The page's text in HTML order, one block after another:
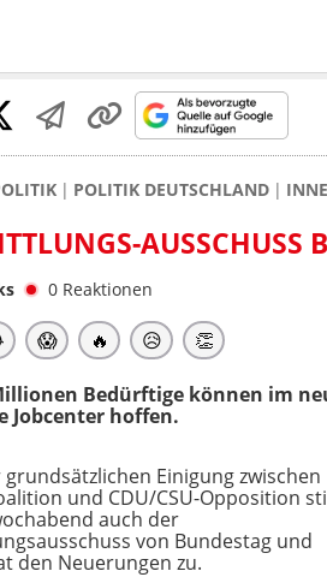
POLITIK DEUTSCHLAND
AUSSCHUSS
0 Reaktionen
😱 🔥 😥 👏
Bedürftige können im
Jobcenter hoffen.
grundsätzlichen Einigung zwischen
und CDU/CSU-Opposition
auch der
von Bundestag und
den Neuerungen zu.